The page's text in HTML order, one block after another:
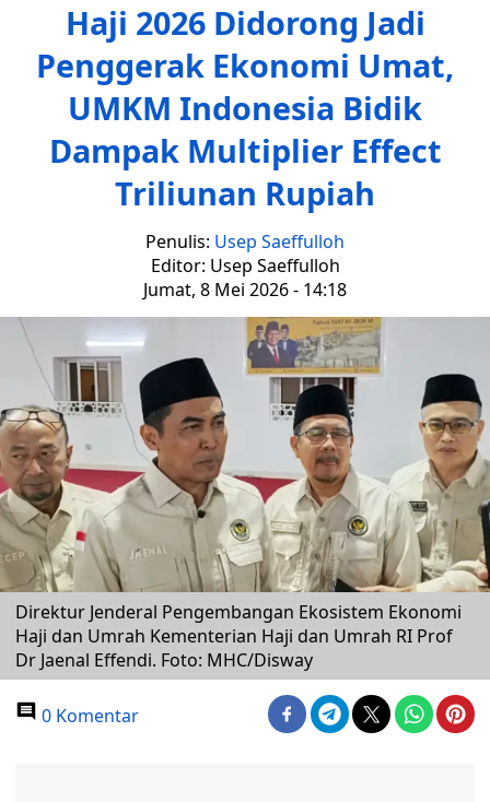
Haji 2026 Didorong Jadi
Penggerak Ekonomi Umat,
UMKM Indonesia Bidik
Dampak Multiplier Effect
Triliunan Rupiah
Penulis: Usep Saeffulloh
Editor: Usep Saeffulloh
Jumat, 8 Mei 2026 - 14:18
Direktur Jenderal Pengembangan Ekosistem Ekonomi
Haji dan Umrah Kementerian Haji dan Umrah RI Prof
Dr Jaenal Effendi. Foto: MHC/Disway
0 Komentar